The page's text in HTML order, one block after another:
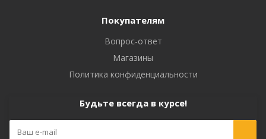
Покупателям
Вопрос-ответ
Магазины
Политика конфиденциальности
Будьте всегда в курсе!